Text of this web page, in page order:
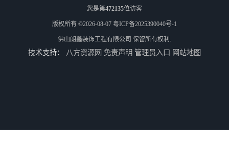
您是第472135位访客
版权所有 ©2026-08-07 粤ICP备2025390040号-1
佛山朗鑫装饰工程有限公司 保留所有权利.
技术支持： 八方资源网 免责声明 管理员入口 网站地图